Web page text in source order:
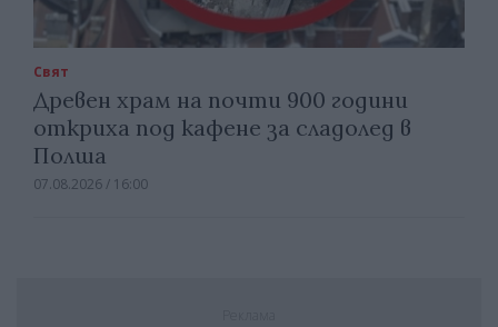
Свят
Древен храм на почти 900 години
откриха под кафене за сладолед в
Полша
07.08.2026 / 16:00